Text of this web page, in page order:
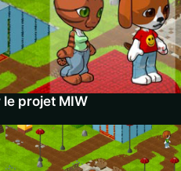
projet MIW